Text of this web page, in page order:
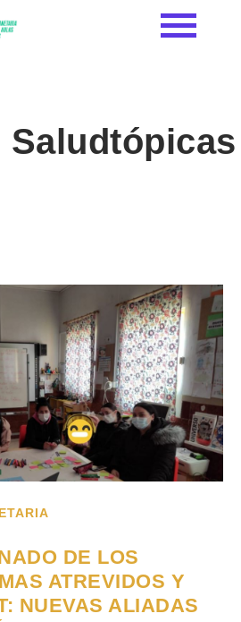
Saludtópicas
DE LOS
ATREVIDOS Y
NUEVAS ALIADAS